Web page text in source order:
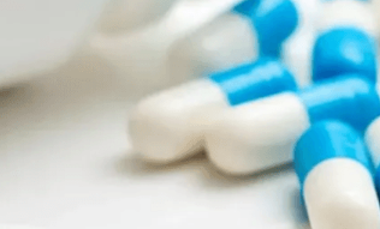
pañales